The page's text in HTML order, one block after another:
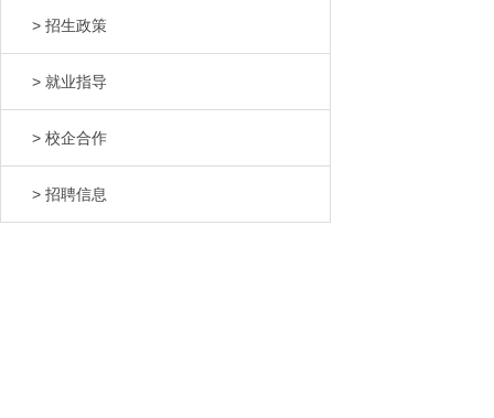
> 招生政策
> 就业指导
> 校企合作
> 招聘信息